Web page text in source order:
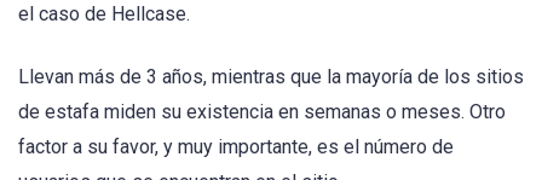
el caso de Hellcase.
Llevan más de 3 años, mientras que la mayoría de los sitios
de estafa miden su existencia en semanas o meses. Otro
factor a su favor, y muy importante, es el número de